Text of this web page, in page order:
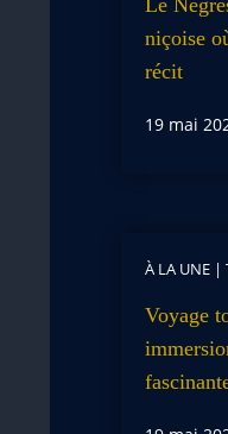
Le
niçoise
récit
19 mai
À LA UNE|
Voyage